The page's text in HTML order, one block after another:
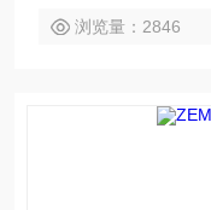
浏览量：2846